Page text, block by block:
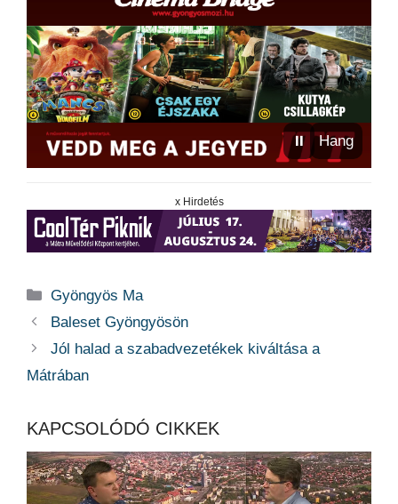
⏸ Hang
x Hirdetés
Kategória
Gyöngyös Ma
Baleset Gyöngyösön
Jól halad a szabadvezetékek kiváltása a
Mátrában
KAPCSOLÓDÓ CIKKEK